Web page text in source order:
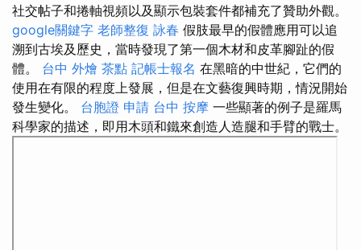
社交帖子和捲軸視頻以及顯示包裝套件都補充了贊助外觀。
google關鍵字 老師整復 詠春 假肢最早的假體應用可以追
溯到古埃及歷史，當時發現了第一個木材和皮革腳趾的假
體。 台中 外燴 茶點 記帳士報名 在黑暗的中世紀，它們的
使用在有限的程度上發展，但是在文藝復興時期，情況開始
發生變化。 台胞證 申請 台中 按摩 一些顯著的例子是羅馬
科學家的描述，即用木頭和鐵來創造人造腿和手臂的戰士。